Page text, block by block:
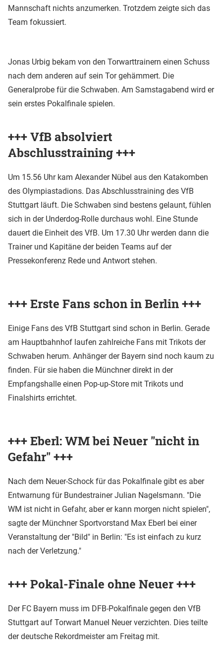
Mannschaft nichts anzumerken. Trotzdem zeigte sich das
Team fokussiert.
Jonas Urbig bekam von den Torwarttrainern einen Schuss
nach dem anderen auf sein Tor gehämmert. Die
Generalprobe für die Schwaben. Am Samstagabend wird er
sein erstes Pokalfinale spielen.
+++ VfB absolviert
Abschlusstraining +++
Um 15.56 Uhr kam Alexander Nübel aus den Katakomben
des Olympiastadions. Das Abschlusstraining des VfB
Stuttgart läuft. Die Schwaben sind bestens gelaunt, fühlen
sich in der Underdog-Rolle durchaus wohl. Eine Stunde
dauert die Einheit des VfB. Um 17.30 Uhr werden dann die
Trainer und Kapitäne der beiden Teams auf der
Pressekonferenz Rede und Antwort stehen.
+++ Erste Fans schon in Berlin +++
Einige Fans des VfB Stuttgart sind schon in Berlin. Gerade
am Hauptbahnhof laufen zahlreiche Fans mit Trikots der
Schwaben herum. Anhänger der Bayern sind noch kaum zu
finden. Für sie haben die Münchner direkt in der
Empfangshalle einen Pop-up-Store mit Trikots und
Finalshirts errichtet.
+++ Eberl: WM bei Neuer "nicht in
Gefahr" +++
Nach dem Neuer-Schock für das Pokalfinale gibt es aber
Entwarnung für Bundestrainer Julian Nagelsmann. "Die
WM ist nicht in Gefahr, aber er kann morgen nicht spielen",
sagte der Münchner Sportvorstand Max Eberl bei einer
Veranstaltung der "Bild" in Berlin: "Es ist einfach zu kurz
nach der Verletzung."
+++ Pokal-Finale ohne Neuer +++
Der FC Bayern muss im DFB-Pokalfinale gegen den VfB
Stuttgart auf Torwart Manuel Neuer verzichten. Dies teilte
der deutsche Rekordmeister am Freitag mit.